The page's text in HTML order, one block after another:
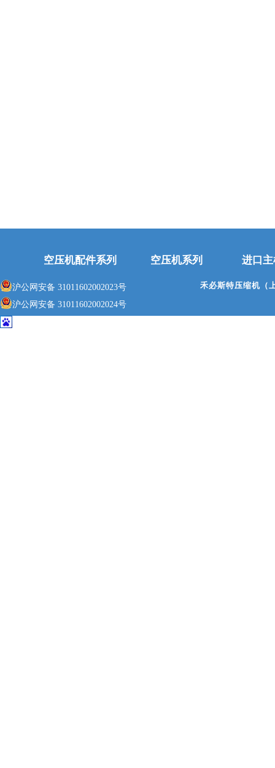
空压机配件系列 空压机系列 进口
沪公网安备 31011602002023号
沪公网安备 31011602002024号
禾必斯特压缩机（